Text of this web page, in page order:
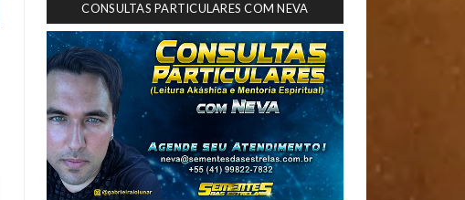
CONSULTAS PARTICULARES COM NEVA